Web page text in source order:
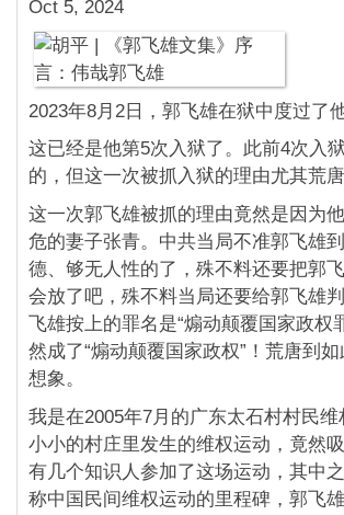
Oct 5, 2024
2023年8月2日，郭飞雄在狱中度过了
这已经是他第5次入狱了。此前4次入
的，但这一次被抓入狱的理由尤其荒
这一次郭飞雄被抓的理由竟然是因为
危的妻子张青。中共当局不准郭飞雄
德、够无人性的了，殊不料还要把郭
会放了吧，殊不料当局还要给郭飞雄
飞雄按上的罪名是“煽动颠覆国家政权
然成了“煽动颠覆国家政权”！荒唐到
想象。
我是在2005年7月的广东太石村村民
小小的村庄里发生的维权运动，竟然
有几个知识人参加了这场运动，其中
称中国民间维权运动的里程碑，郭飞